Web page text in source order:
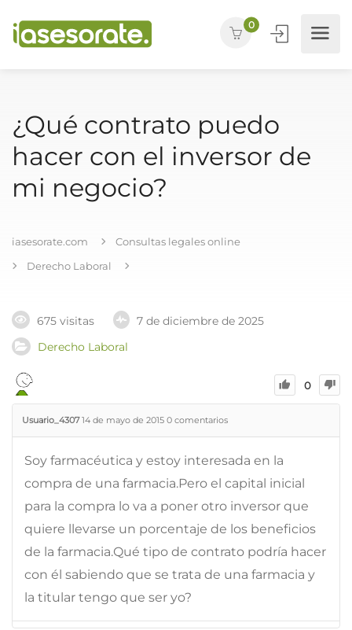
0
¿Qué contrato puedo
hacer con el inversor de
mi negocio?
iasesorate.com
Consultas legales online
Derecho Laboral
675 visitas
7 de diciembre de 2025
Derecho Laboral
0
Usuario_4307 14 de mayo de 2015 0 comentarios
Soy farmacéutica y estoy interesada en la
compra de una farmacia.Pero el capital inicial
para la compra lo va a poner otro inversor que
quiere llevarse un porcentaje de los beneficios
de la farmacia.Qué tipo de contrato podría hacer
con él sabiendo que se trata de una farmacia y
la titular tengo que ser yo?